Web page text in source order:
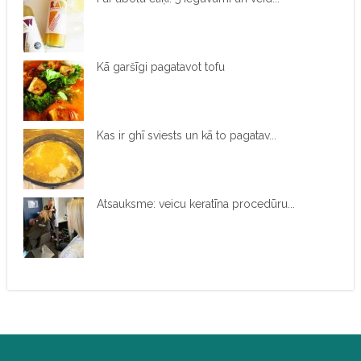
Kā garšīgi pagatavot tofu
Kas ir ghī sviests un kā to pagatav...
Atsauksme: veicu keratīna procedūru...